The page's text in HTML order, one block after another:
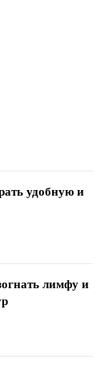
удобную и
лимфу и